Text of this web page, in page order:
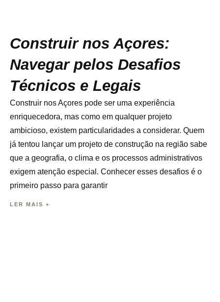
Construir nos Açores:
Navegar pelos Desafios
Técnicos e Legais
Construir nos Açores pode ser uma experiência
enriquecedora, mas como em qualquer projeto
ambicioso, existem particularidades a considerar. Quem
já tentou lançar um projeto de construção na região sabe
que a geografia, o clima e os processos administrativos
exigem atenção especial. Conhecer esses desafios é o
primeiro passo para garantir
LER MAIS +